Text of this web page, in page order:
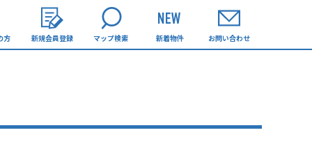
方 新規会員登録 マップ検索 新着物件 お問い合わせ